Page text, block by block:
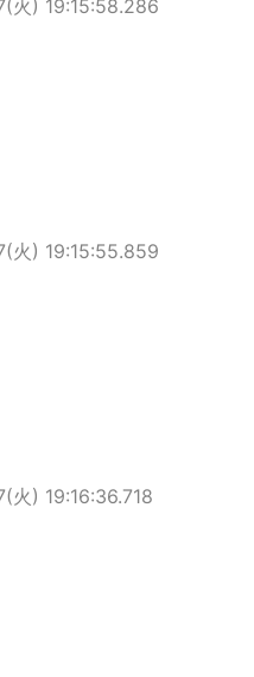
火) 19:15:58.286
火) 19:15:55.859
火) 19:16:36.718